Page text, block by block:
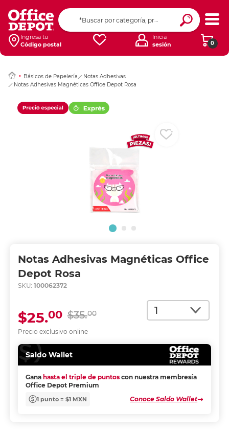
Ingresa tu
Código postal
0
Inicia
sesión
Básicos de Papelería
Notas Adhesivas
Notas Adhesivas Magnéticas Office Depot Rosa
Notas Adhesivas Magnéticas Office
Depot Rosa
SKU: 100062372
Cantidad
Precio exclusivo online
$35.00
$25.00
Saldo Wallet
Gana hasta el triple de puntos con nuestra membresía
Office Depot Premium
1 punto = $1 MXN Conoce Saldo Wallet
Ingresar Codigo